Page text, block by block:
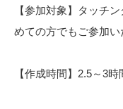
【参加対象】タッチ
めての方でもご参加い
【作成時間】2.5～3時